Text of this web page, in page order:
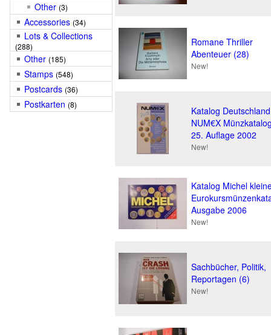
Other (3)
Accessories (34)
Lots & Collections
(288)
Other (185)
Stamps (548)
Postcards (36)
Postkarten (8)
Romane Thriller
Abenteuer (28)
New!
Katalog Deutschland
NUM€X
25. Auflage 2002
New!
Katalog Michel
Ausgabe 2006
New!
Sachbücher, Politik,
Reportagen (6)
New!